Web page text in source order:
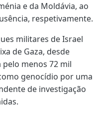
e da Moldávia, ao
respetivamente.
militares de Israel
de Gaza, desde
menos 72 mil
genocídio por uma
de investigação